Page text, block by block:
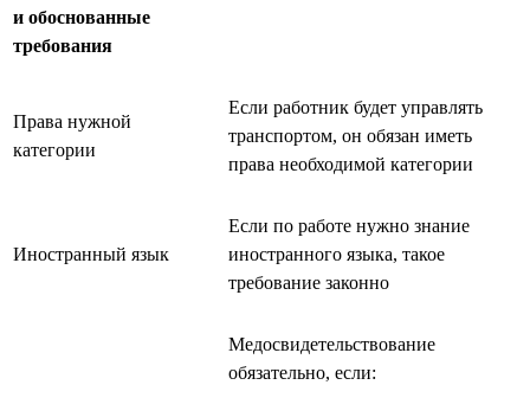
и обоснованные
требования
Права нужной
категории
Если работник будет управлять
транспортом, он обязан иметь
права необходимой категории
Иностранный язык
Если по работе нужно знание
иностранного языка, такое
требование законно
Медосвидетельствование
обязательно, если: